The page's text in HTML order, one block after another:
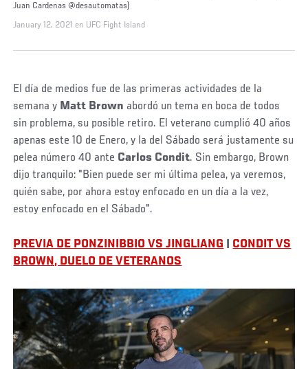
Juan Cardenas @desautomatas)
January 12, 2021 en UFC Fight Island
El día de medios fue de las primeras actividades de la
semana y Matt Brown abordó un tema en boca de todos
sin problema, su posible retiro. El veterano cumplió 40 años
apenas este 10 de Enero, y la del Sábado será justamente su
pelea número 40 ante Carlos Condit. Sin embargo, Brown
dijo tranquilo: "Bien puede ser mi última pelea, ya veremos,
quién sabe, por ahora estoy enfocado en un día a la vez,
estoy enfocado en el Sábado".
PREVIA DE PONZINIBBIO VS JINGLIANG
CONDIT VS
BROWN, DUELO DE VETERANOS